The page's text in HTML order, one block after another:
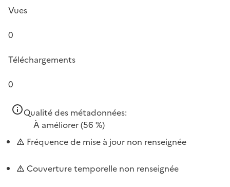
Vues
0
Téléchargements
0
Qualité des métadonnées:
À améliorer(56 %)
Fréquence de mise à jour non renseignée
Couverture temporelle non renseignée